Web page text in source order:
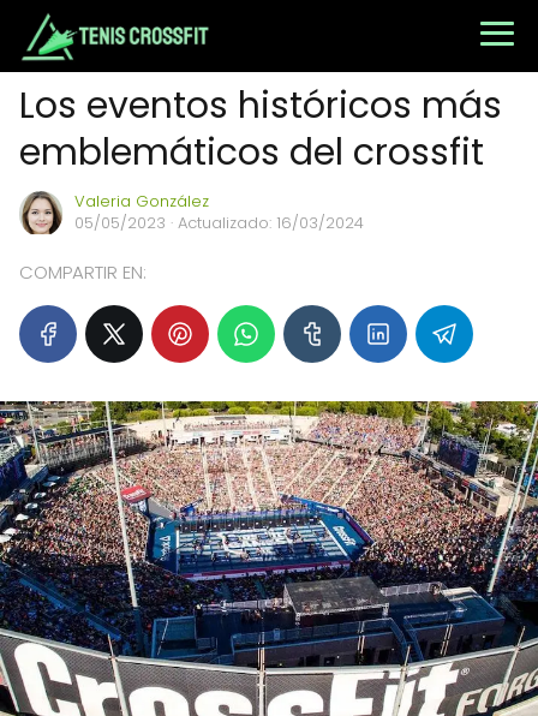
Los eventos históricos más
emblemáticos del crossfit
Valeria González
05/05/2023 · Actualizado: 16/03/2024
COMPARTIR EN: